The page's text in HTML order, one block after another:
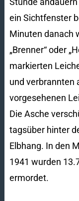
ein Sichtfenster
Minuten danach
„Brenner“ oder
markierten
und verbrannten
vorgesehenen
Die Asche
tagsüber hinter
Elbhang. In den
1941 wurden
ermordet.